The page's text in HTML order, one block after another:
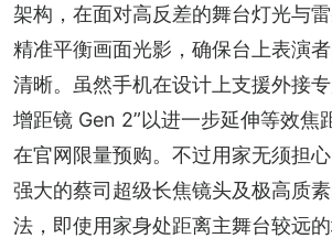
架构，在面对高反差的舞台灯光与
精准平衡画面光影，确保台上表演
清晰。虽然手机在设计上支援外接
增距镜 Gen 2”以进一步延伸等效焦
在官网限量预购。不过用家无须担
强大的蔡司超级长焦镜头及极高质
法，即使用家身处距离主舞台较远